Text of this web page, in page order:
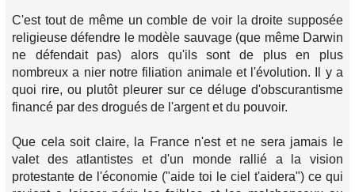
C'est tout de même un comble de voir la droite supposée
religieuse défendre le modèle sauvage (que même Darwin
ne défendait pas) alors qu'ils sont de plus en plus
nombreux a nier notre filiation animale et l'évolution. Il y a
quoi rire, ou plutôt pleurer sur ce déluge d'obscurantisme
financé par des drogués de l'argent et du pouvoir.
Que cela soit claire, la France n'est et ne sera jamais le
valet des atlantistes et d'un monde rallié a la vision
protestante de l'économie ("aide toi le ciel t'aidera") ce qui